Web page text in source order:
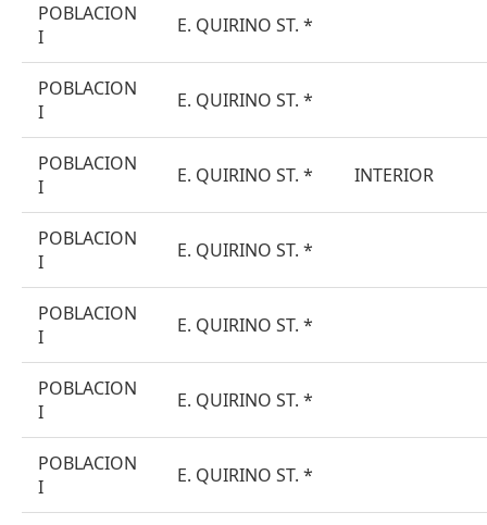
POBLACION
I
E. QUIRINO ST. *
POBLACION
I
E. QUIRINO ST. *
POBLACION
I
E. QUIRINO ST. * INTERIOR
POBLACION
I
E. QUIRINO ST. *
POBLACION
I
E. QUIRINO ST. *
POBLACION
I
E. QUIRINO ST. *
POBLACION
I
E. QUIRINO ST. *